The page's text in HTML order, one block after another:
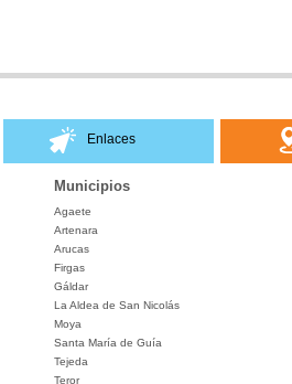
Enlaces
Municipios
Agaete
Artenara
Arucas
Firgas
Gáldar
La Aldea de San Nicolás
Moya
Santa María de Guía
Tejeda
Teror